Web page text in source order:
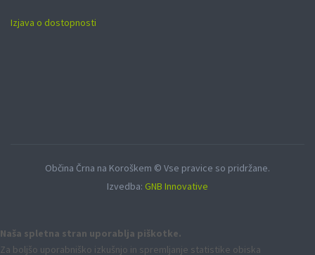
Izjava o dostopnosti
Občina Črna na Koroškem © Vse pravice so pridržane.
Izvedba: GNB Innovative
Naša spletna stran uporablja piškotke.
Za boljšo uporabniško izkušnjo in spremljanje statistike obiska